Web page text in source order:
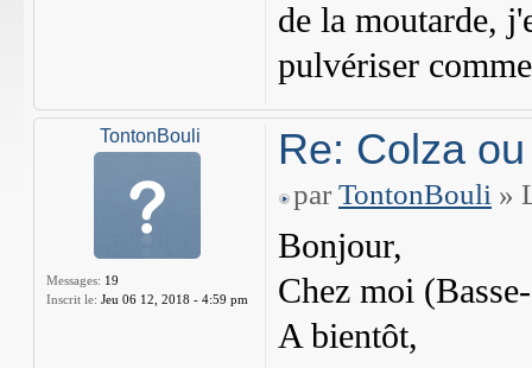
de la moutarde,
pulvériser
TontonBouli
Messages: 19
Inscrit le: Jeu 06 12, 2018 - 4:59 pm
Re: Colza
par TontonBouli »
Bonjour,
Chez moi
A bientôt,